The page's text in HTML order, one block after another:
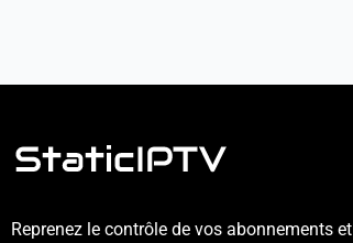
Reprenez le contrôle de vos abonnements et